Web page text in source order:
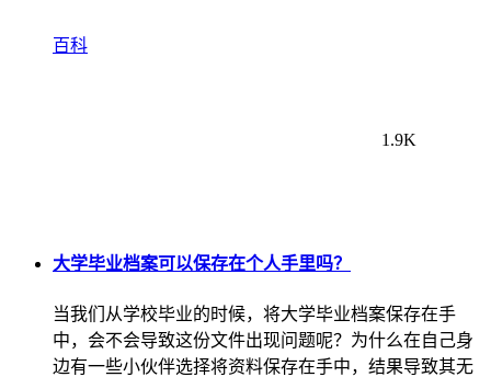
百科
1.9K
大学毕业档案可以保存在个人手里吗？
当我们从学校毕业的时候，将大学毕业档案保存在手
中，会不会导致这份文件出现问题呢？为什么在自己身
边有一些小伙伴选择将资料保存在手中，结果导致其无